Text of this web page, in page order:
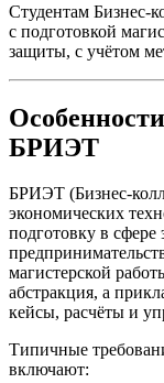
Студентам
с подготовкой
защиты, с учётом
БРИЭТ
БРИЭТ (Бизнес-
экономических
подготовку в
магистерской
абстракция, а
кейсы, расчёты и
Типичные
включают: